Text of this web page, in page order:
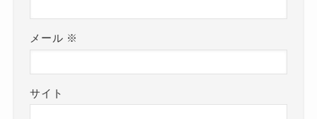
メール ※
サイト